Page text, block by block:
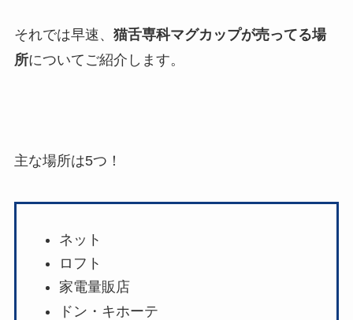
それでは早速、 猫舌専科マグカップが売ってる場
所についてご紹介します。
主な場所は5つ！
ネット
ロフト
家電量販店
ドン・キホーテ